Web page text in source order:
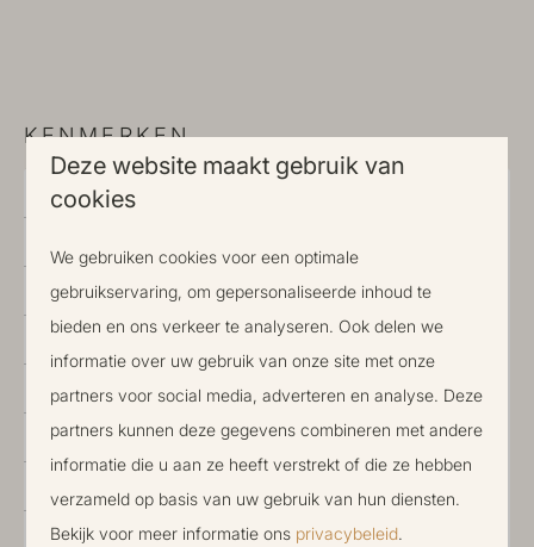
KENMERKEN
Status
Aantal slaapkamers 2 slaapkamers
Aantal badkamers 1 badkamer
Voor aantal personen 4
Bouwjaar 2019
Oppervlakte perceel 205 m2
Deze website maakt gebruik van
cookies
We gebruiken cookies voor een optimale
gebruikservaring, om gepersonaliseerde inhoud te
bieden en ons verkeer te analyseren. Ook delen we
informatie over uw gebruik van onze site met onze
partners voor social media, adverteren en analyse. Deze
partners kunnen deze gegevens combineren met andere
informatie die u aan ze heeft verstrekt of die ze hebben
verzameld op basis van uw gebruik van hun diensten.
Bekijk voor meer informatie ons privacybeleid.